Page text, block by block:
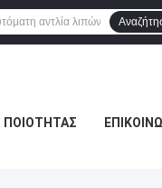
ΠΟΙΌΤΗΤΑΣ